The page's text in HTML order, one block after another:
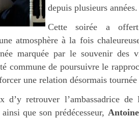
depuis plusieurs années.
Cette soirée a
atmosphère à la fois
marquée par le souvenir des
commune de poursuivre le
une relation désormais tournée
d’y retrouver l’ambassadrice
ainsi que son prédécesseur,